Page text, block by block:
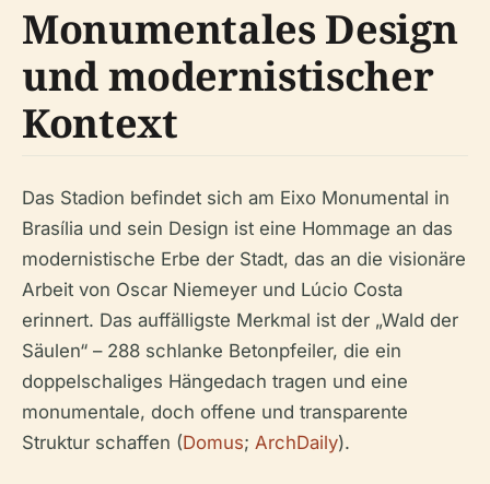
Monumentales Design
und modernistischer
Kontext
Das Stadion befindet sich am Eixo Monumental in
Brasília und sein Design ist eine Hommage an das
modernistische Erbe der Stadt, das an die visionäre
Arbeit von Oscar Niemeyer und Lúcio Costa
erinnert. Das auffälligste Merkmal ist der „Wald der
Säulen“ – 288 schlanke Betonpfeiler, die ein
doppelschaliges Hängedach tragen und eine
monumentale, doch offene und transparente
Struktur schaffen (Domus; ArchDaily).